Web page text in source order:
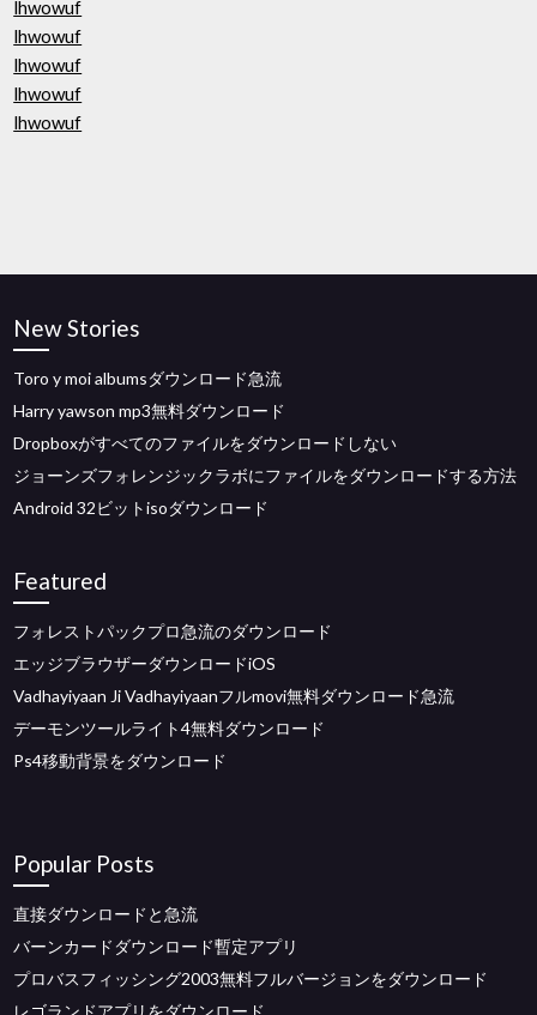
lhwowuf
lhwowuf
lhwowuf
lhwowuf
lhwowuf
New Stories
Toro y moi albumsダウンロード急流
Harry yawson mp3無料ダウンロード
Dropboxがすべてのファイルをダウンロードしない
ジョーンズフォレンジックラボにファイルをダウンロードする方法
Android 32ビットisoダウンロード
Featured
フォレストパックプロ急流のダウンロード
エッジブラウザーダウンロードiOS
Vadhayiyaan Ji Vadhayiyaanフルmovi無料ダウンロード急流
デーモンツールライト4無料ダウンロード
Ps4移動背景をダウンロード
Popular Posts
直接ダウンロードと急流
バーンカードダウンロード暫定アプリ
プロバスフィッシング2003無料フルバージョンをダウンロード
レゴランドアプリをダウンロード